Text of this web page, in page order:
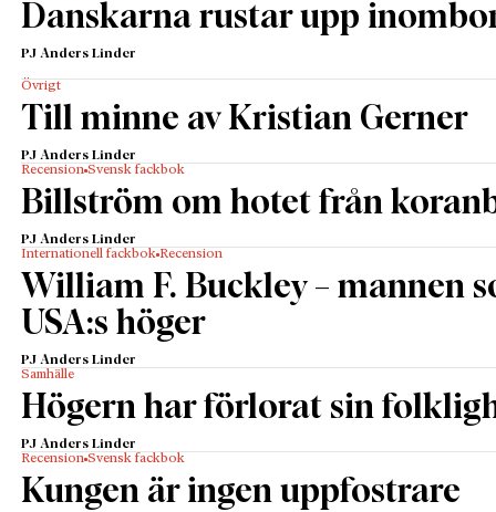
Danskarna rustar upp
PJ Anders Linder
Övrigt
Till minne av Kristian Gerner
PJ Anders Linder
Recension Svensk fackbok
Billström om hotet från
PJ Anders Linder
Internationell fackbok Recension
William F. Buckley – mannen
USA:s höger
PJ Anders Linder
Samhälle
Högern har förlorat sin
PJ Anders Linder
Recension Svensk fackbok
Kungen är ingen uppfostrare